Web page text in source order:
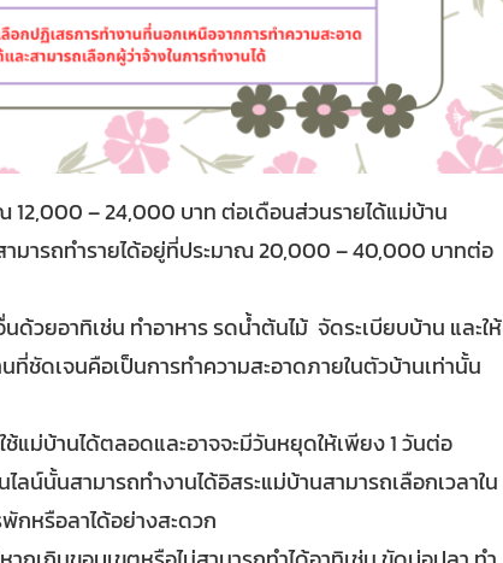
12,000 – 24,000 บาท ต่อเดือนส่วนรายได้แม่บ้าน
มารถทำรายได้อยู่ที่ประมาณ 20,000 – 40,000 บาทต่อ
วยอาทิเช่น ทำอาหาร รดน้ำต้นไม้ จัดระเบียบบ้าน และให้
ชัดเจนคือเป็นการทำความสะอาดภายในตัวบ้านเท่านั้น
ช้แม่บ้านได้ตลอดและอาจจะมีวันหยุดให้เพียง 1 วันต่อ
น์นั้นสามารถทำงานได้อิสระแม่บ้านสามารถเลือกเวลาใน
กหรือลาได้อย่างสะดวก